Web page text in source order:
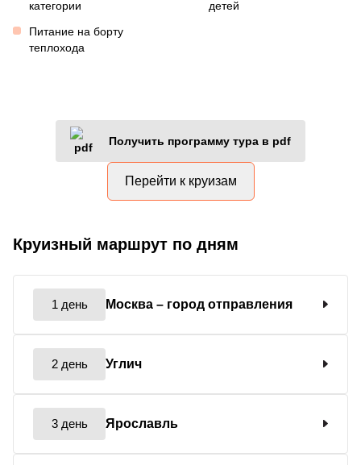
категории
детей
Питание на борту
теплохода
Получить программу тура в pdf
Перейти к круизам
Круизный маршрут по дням
1 день Москва – город отправления
2 день Углич
3 день Ярославль